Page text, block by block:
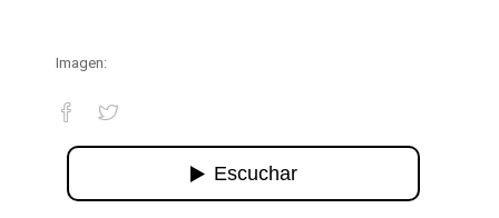
Imagen:
Mirada crítica al programa